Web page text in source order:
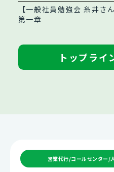
【一般社員勉強会 糸井
第一章
トップライ
営業代行/コールセンター/